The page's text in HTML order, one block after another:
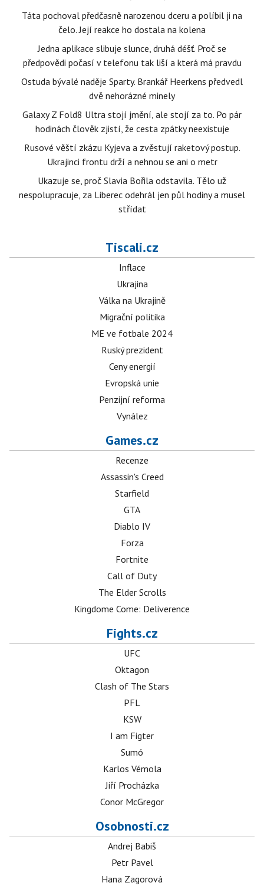
Táta pochoval předčasně narozenou dceru a políbil ji na
čelo. Její reakce ho dostala na kolena
Jedna aplikace slibuje slunce, druhá déšť. Proč se
předpovědi počasí v telefonu tak liší a která má pravdu
Ostuda bývalé naděje Sparty. Brankář Heerkens předvedl
dvě nehorázné minely
Galaxy Z Fold8 Ultra stojí jmění, ale stojí za to. Po pár
hodinách člověk zjistí, že cesta zpátky neexistuje
Rusové věští zkázu Kyjeva a zvěstují raketový postup.
Ukrajinci frontu drží a nehnou se ani o metr
Ukazuje se, proč Slavia Bořila odstavila. Tělo už
nespolupracuje, za Liberec odehrál jen půl hodiny a musel
střídat
Tiscali.cz
Inflace
Ukrajina
Válka na Ukrajině
Migrační politika
ME ve fotbale 2024
Ruský prezident
Ceny energií
Evropská unie
Penzijní reforma
Vynález
Games.cz
Recenze
Assassin's Creed
Starfield
GTA
Diablo IV
Forza
Fortnite
Call of Duty
The Elder Scrolls
Kingdome Come: Deliverence
Fights.cz
UFC
Oktagon
Clash of The Stars
PFL
KSW
I am Figter
Sumó
Karlos Vémola
Jiří Procházka
Conor McGregor
Osobnosti.cz
Andrej Babiš
Petr Pavel
Hana Zagorová